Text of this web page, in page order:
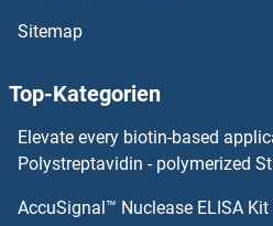
OR51Q1 Antikörper
OR51M1 Antikörper
OR51L1 Antikörper
Sitemap
Top-Kategorien
Elevate every biotin-based
Polystreptavidin - polymerized
AccuSignal™ Nuclease ELISA Kit